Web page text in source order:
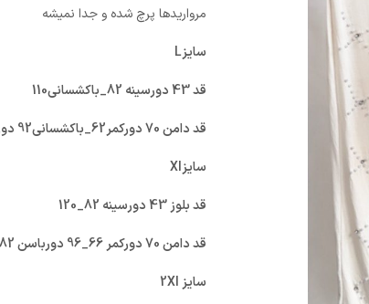
مرواریدها پرچ شده و جدا نمیشه
سایزL
قد 43 دورسینه 82_باکشسانی110
قد دامن 70 دورکمر62_باکشسانی92 دور باسن 80_باکشسانی120 چاک سانت36
سایزXl
قد بلوز 43 دورسینه 82_120
قد دامن 70 دورکمر 66_96 دورباسن 82_126
سایز 2Xl